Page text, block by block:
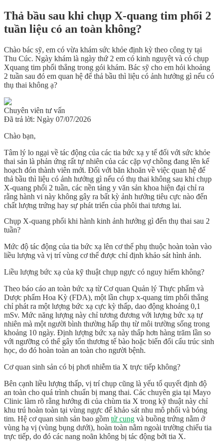
Thả bầu sau khi chụp X-quang tim phổi 2
tuần liệu có an toàn không?
Chào bác sỹ, em có vừa khám sức khỏe định kỳ theo công ty tại
Thu Cúc. Ngày khám là ngày thứ 2 em có kinh nguyệt và có chụp
Xquang tim phổi thẳng trong gói khám. Bác sỹ cho em hỏi khoảng
2 tuần sau đó em quan hệ để thả bầu thì liệu có ảnh hưởng gì nếu có
thụ thai không ạ?
Chuyên viên tư vấn
Đã trả lời: Ngày 07/07/2026
Chào bạn,
Tâm lý lo ngại về tác động của các tia bức xạ y tế đối với sức khỏe
thai sản là phản ứng rất tự nhiên của các cặp vợ chồng đang lên kế
hoạch đón thành viên mới. Đối với băn khoăn về việc quan hệ để
thả bầu thì liệu có ảnh hưởng gì nếu có thụ thai không sau khi chụp
X-quang phổi 2 tuần, các nền tảng y văn sản khoa hiện đại chỉ ra
rằng hành vi này không gây ra bất kỳ ảnh hưởng tiêu cực nào đến
chất lượng trứng hay sự phát triển của phôi thai tương lai.
Chụp X-quang phổi khi hành kinh ảnh hưởng gì đến thụ thai sau 2
tuần?
Mức độ tác động của tia bức xạ lên cơ thể phụ thuộc hoàn toàn vào
liều lượng và vị trí vùng cơ thể được chỉ định khảo sát hình ảnh.
Liều lượng bức xạ của kỹ thuật chụp ngực có nguy hiểm không?
Theo báo cáo an toàn bức xạ từ Cơ quan Quản lý Thực phẩm và
Dược phẩm Hoa Kỳ (FDA), một lần chụp x-quang tim phổi thẳng
chỉ phát ra một lượng bức xạ cực kỳ thấp, dao động khoảng 0,1
mSv. Mức năng lượng này chỉ tương đương với lượng bức xạ tự
nhiên mà một người bình thường hấp thụ từ môi trường sống trong
khoảng 10 ngày. Định lượng bức xạ này thấp hơn hàng trăm lần so
với ngưỡng có thể gây tổn thương tế bào hoặc biến đổi cấu trúc sinh
học, do đó hoàn toàn an toàn cho người bệnh.
Cơ quan sinh sản có bị phơi nhiễm tia X trực tiếp không?
Bên cạnh liều lượng thấp, vị trí chụp cũng là yếu tố quyết định độ
an toàn cho quá trình chuẩn bị mang thai. Các chuyên gia tại Mayo
Clinic làm rõ rằng hướng đi của chùm tia X trong kỹ thuật này chỉ
khu trú hoàn toàn tại vùng ngực để khảo sát nhu mô phổi và bóng
tim. Hệ cơ quan sinh sản bao gồm tử cung và buồng trứng nằm ở
vùng hạ vị (vùng bụng dưới), hoàn toàn nằm ngoài trường chiếu tia
trực tiếp, do đó các nang noãn không bị tác động bởi tia X.